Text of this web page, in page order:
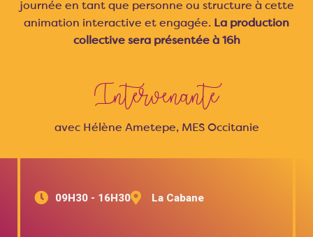
journée en tant que personne ou structure à cette
animation interactive et engagée. La production
collective sera présentée à 16h
Intervenante
avec Hélène Ametepe, MES Occitanie
09H30 - 16H30 La Cabane